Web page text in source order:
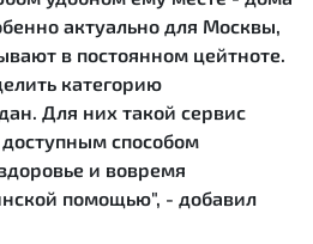
актуально для Москвы,
в постоянном цейтноте.
категорию
Для них такой сервис
способом
и вовремя
помощью", - добавил